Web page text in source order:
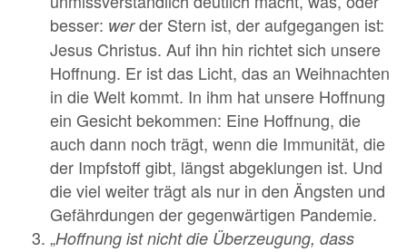
besser: werder Stern ist, der aufgegangen ist:
Jesus Christus. Auf ihn hin richtet sich unsere
Hoffnung. Er ist das Licht, das an Weihnachten
in die Welt kommt. In ihm hat unsere Hoffnung
ein Gesicht bekommen: Eine Hoffnung, die
auch dann noch trägt, wenn die Immunität, die
der Impfstoff gibt, längst abgeklungen ist. Und
die viel weiter trägt als nur in den Ängsten und
Gefährdungen der gegenwärtigen Pandemie.
„Hoffnung ist nicht die Überzeugung, dass